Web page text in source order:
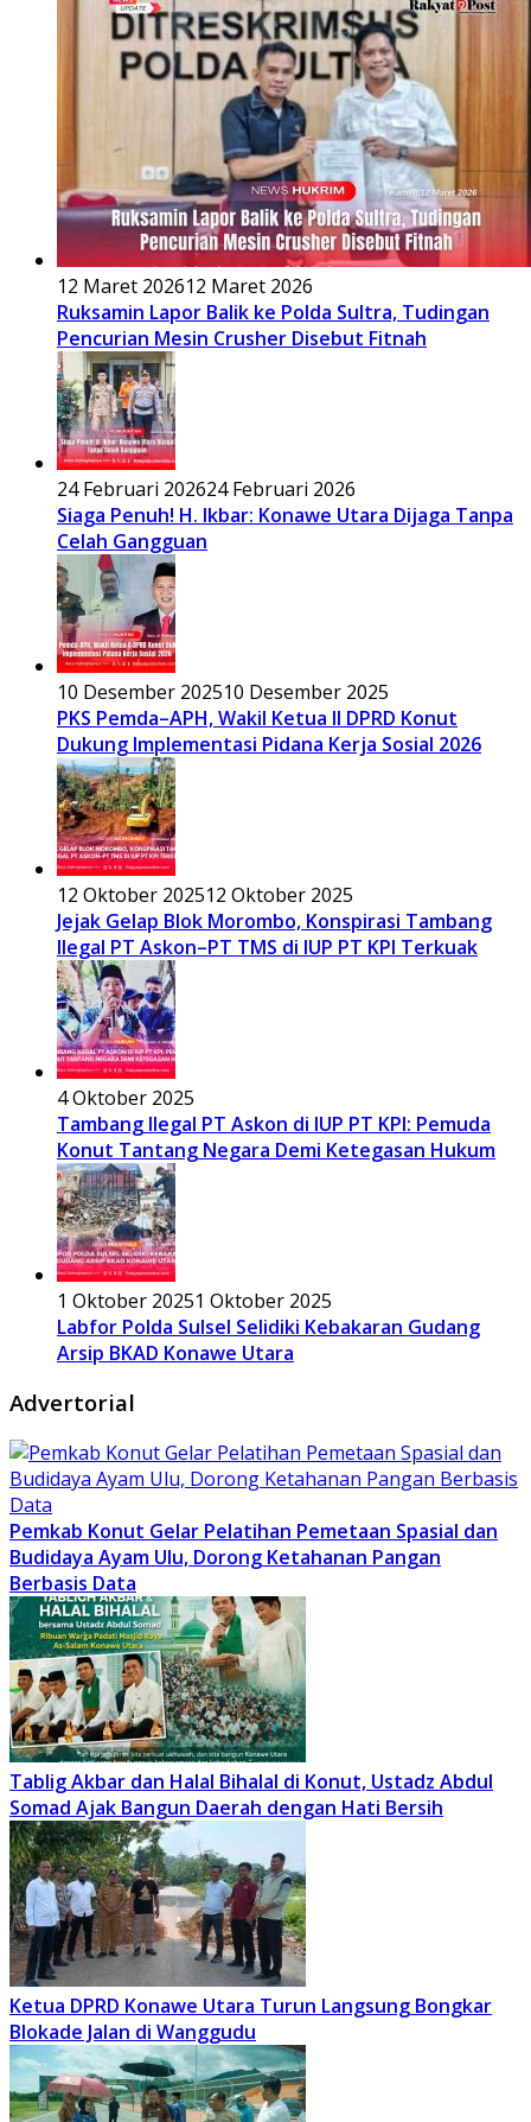
12 Maret 202612 Maret 2026
Ruksamin Lapor Balik ke Polda Sultra, Tudingan
Pencurian Mesin Crusher Disebut Fitnah
24 Februari 202624 Februari 2026
Siaga Penuh! H. Ikbar: Konawe Utara Dijaga Tanpa
Celah Gangguan
10 Desember 202510 Desember 2025
PKS Pemda–APH, Wakil Ketua II DPRD Konut
Dukung Implementasi Pidana Kerja Sosial 2026
12 Oktober 202512 Oktober 2025
Jejak Gelap Blok Morombo, Konspirasi Tambang
Ilegal PT Askon–PT TMS di IUP PT KPI Terkuak
4 Oktober 2025
Tambang Ilegal PT Askon di IUP PT KPI: Pemuda
Konut Tantang Negara Demi Ketegasan Hukum
1 Oktober 20251 Oktober 2025
Labfor Polda Sulsel Selidiki Kebakaran Gudang
Arsip BKAD Konawe Utara
Advertorial
Pemkab Konut Gelar Pelatihan Pemetaan Spasial dan
Budidaya Ayam Ulu, Dorong Ketahanan Pangan
Berbasis Data
Tablig Akbar dan Halal Bihalal di Konut, Ustadz Abdul
Somad Ajak Bangun Daerah dengan Hati Bersih
Ketua DPRD Konawe Utara Turun Langsung Bongkar
Blokade Jalan di Wanggudu